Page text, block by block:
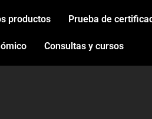
productos Prueba de
Consultas y cursos